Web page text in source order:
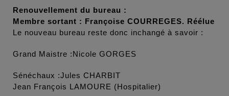
Renouvellement du bureau :
Membre sortant : Françoise COURREGES. Réélue
Le nouveau bureau reste donc inchangé à savoir :
Grand Maistre :Nicole GORGES
Sénéchaux :Jules CHARBIT
Jean François LAMOURE (Hospitalier)